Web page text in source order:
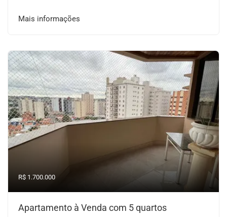
Mais informações
R$ 1.700.000
Apartamento à Venda com 5 quartos